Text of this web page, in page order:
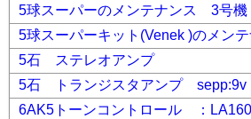
5球スーパーのメンテナンス 3号機
5球スーパーキット(Venek )のメン
5石 ステレオアンプ
5石 トランジスタアンプ sepp:9v
6AK5トーンコントロール ：